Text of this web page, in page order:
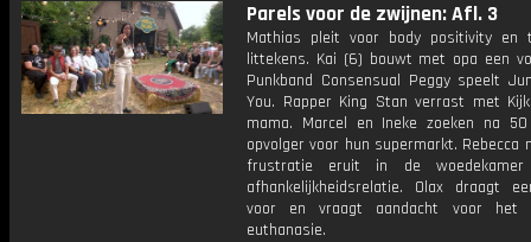
Parels voor de zwijnen: Afl. 3
Mathias pleit voor body positivity en
littekens. Kai (6) bouwt met opa een
Punkband Consensual Peggy speelt
You. Rapper King Stan verrast met
mama. Marcel en Ineke zoeken na
opvolger voor hun supermarkt. Rebecca
frustratie eruit in de
afhankelijkheidsrelatie. Olax draagt
voor en vraagt aandacht voor het
euthanasie.